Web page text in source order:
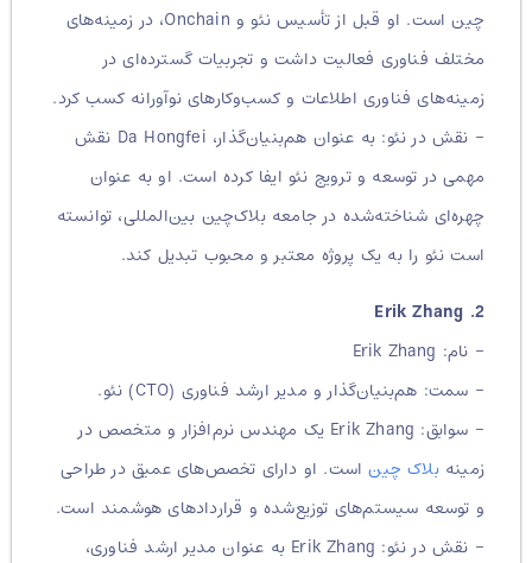
چین است. او قبل از تأسیس نئو و Onchain، در زمینه‌های
مختلف فناوری فعالیت داشت و تجربیات گسترده‌ای در
زمینه‌های فناوری اطلاعات و کسب‌وکارهای نوآورانه کسب کرد.
– نقش در نئو: به عنوان هم‌بنیان‌گذار، Da Hongfei نقش
مهمی در توسعه و ترویج نئو ایفا کرده است. او به عنوان
چهره‌ای شناخته‌شده در جامعه بلاک‌چین بین‌المللی، توانسته
است نئو را به یک پروژه معتبر و محبوب تبدیل کند.
– نام: Erik Zhang
– سمت: هم‌بنیان‌گذار و مدیر ارشد فناوری (CTO) نئو.
– سوابق: Erik Zhang یک مهندس نرم‌افزار و متخصص در
زمینهبلاک‌ چین است. او دارای تخصص‌های عمیق در طراحی
و توسعه سیستم‌های توزیع‌شده و قراردادهای هوشمند است.
– نقش در نئو: Erik Zhang به عنوان مدیر ارشد فناوری،